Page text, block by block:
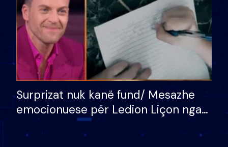
Surprizat nuk kanë fund/ Mesazhe
emocionuese për Ledion Liçon nga
nëna dhe fëmijët e tij, moderatori
nuk i mban dot lotët: Nuk meritoj…